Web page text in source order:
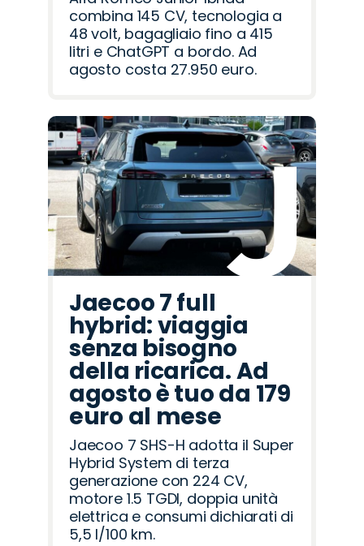
combina 145 CV, tecnologia a
48 volt, bagagliaio fino a 415
litri e ChatGPT a bordo. Ad
agosto costa 27.950 euro.
Jaecoo 7 full
hybrid: viaggia
senza bisogno
della ricarica. Ad
agosto è tuo da 179
euro al mese
Jaecoo 7 SHS-H adotta il Super
Hybrid System di terza
generazione con 224 CV,
motore 1.5 TGDI, doppia unità
elettrica e consumi dichiarati di
5,5 l/100 km.